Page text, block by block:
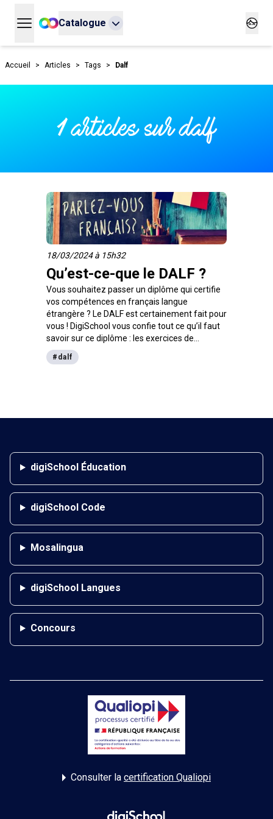
Ouvrir le menu principal
Catalogue
Accueil > Articles > Tags > Dalf
1 articles sur dalf
18/03/2024 à 15h32
Qu’est-ce-que le DALF ?
Vous souhaitez passer un diplôme qui certifie
vos compétences en français langue
étrangère ? Le DALF est certainement fait pour
vous ! DigiSchool vous confie tout ce qu’il faut
savoir sur ce diplôme : les exercices de
l’examen, l’inscription, le barème de notation,
le prix ou même les meilleures méthodes de
# dalf
digiSchool Éducation
digiSchool Code
Mosalingua
digiSchool Langues
Concours
Consulter la certification Qualiopi